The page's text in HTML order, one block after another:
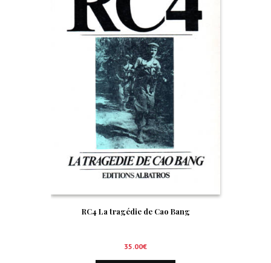
RC4 La tragédie de Cao Bang
35.00€